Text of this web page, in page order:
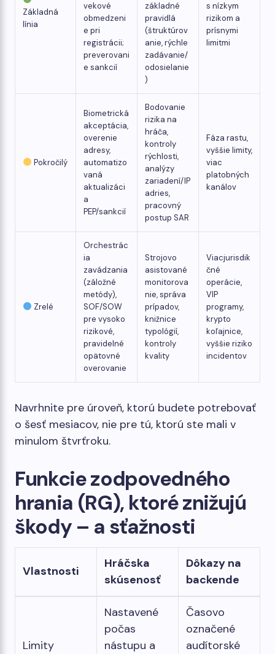
Základná
línia
vekové
obmedzeni
e pri
registrácii;
preverovani
e sankcií
základné
pravidlá
(štruktúrov
anie, rýchle
zadávanie/
odosielanie
)
s nízkym
rizikom a
prísnymi
limitmi
Pokročilý
Biometrická
akceptácia,
overenie
adresy,
automatizo
vaná
aktualizáci
a
PEP/sankcií
Bodovanie
rizika na
hráča,
kontroly
rýchlosti,
analýzy
zariadení/IP
adries,
pracovný
postup SAR
Fáza rastu,
vyššie limity,
viac
platobných
kanálov
Zrelé
Orchestrác
ia
zavádzania
(záložné
metódy),
SOF/SOW
pre vysoko
rizikové,
pravidelné
opätovné
overovanie
Strojovo
asistované
monitorova
nie, správa
prípadov,
knižnice
typológií,
kontroly
kvality
Viacjurisdik
čné
operácie,
VIP
programy,
krypto
koľajnice,
vyššie riziko
incidentov
Navrhnite pre úroveň, ktorú budete potrebovať
o šesť mesiacov, nie pre tú, ktorú ste mali v
minulom štvrťroku.
Funkcie zodpovedného
hrania (RG), ktoré znižujú
škody – a sťažnosti
Vlastnosti
Hráčska
skúsenosť
Dôkazy na
backende
Limity
Nastavené
počas
nástupu a
Časovo
označené
audítorské